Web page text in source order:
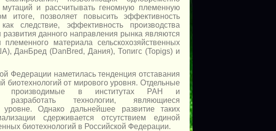
и рассчитывать геномную племенную
итоге, позволяет повысить эффективность
следствие, эффективность производства
данного направления рынка являются
материала сельскохозяйственных
ДанБред (DanBred, Дания), Топигс (Topigs) и
Федерации наметилась тенденция отставания
биотехнологий от мирового уровня. Отдельные
производимые в институтах РАН и
разработать технологии, являющиеся
Однако дальнейшее развитие таких
сдерживается отсутствием единой
биотехнологий в Российской Федерации.